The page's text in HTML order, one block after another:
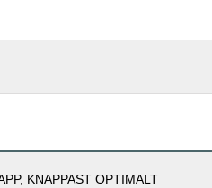
KNAPPAST OPTIMALT